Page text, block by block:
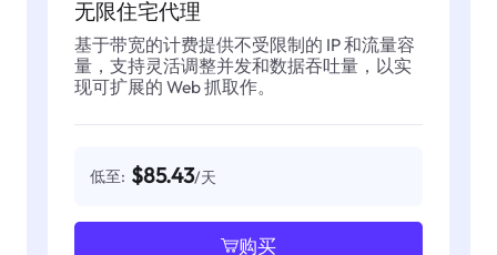
无限住宅代理
基于带宽的计费提供不受限制的 IP 和流量容
量，支持灵活调整并发和数据吞吐量，以实
现可扩展的 Web 抓取作。
低至: $85.43/天
购买